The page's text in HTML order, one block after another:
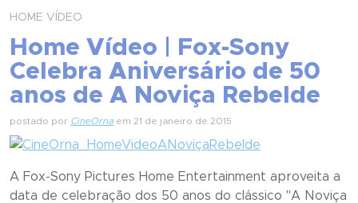
HOME VÍDEO
Home Vídeo | Fox-Sony
Celebra Aniversário de 50
anos de A Noviça Rebelde
postado por CineOrna em 21 de janeiro de 2015
A Fox-Sony Pictures Home Entertainment aproveita a
data de celebração dos 50 anos do clássico "A Noviça